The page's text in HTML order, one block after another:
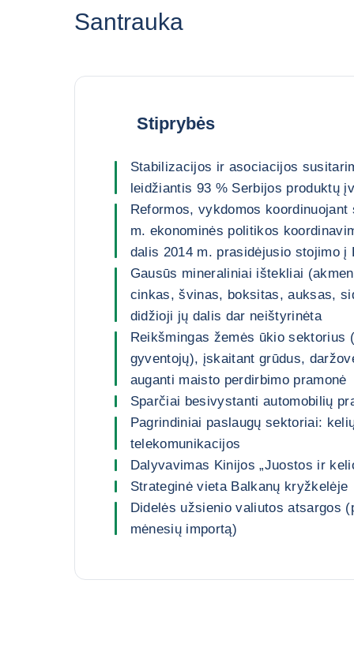
Santrauka
Stiprybės
Stabilizacijos ir asociacijos
leidžiantis 93 % Serbijos produktų
Reformos, vykdomos koordinuojant
m. ekonominės politikos
dalis 2014 m. prasidėjusio stojimo į
Gausūs mineraliniai ištekliai
cinkas, švinas, boksitas, auksas,
didžioji jų dalis dar neištyrinėta
Reikšmingas žemės ūkio sektorius
gyventojų), įskaitant grūdus,
auganti maisto perdirbimo pramonė
Sparčiai besivystanti automobilių
Pagrindiniai paslaugų sektoriai:
telekomunikacijos
Dalyvavimas Kinijos „Juostos ir
Strateginė vieta Balkanų kryžkelėje
Didelės užsienio valiutos atsargos
mėnesių importą)